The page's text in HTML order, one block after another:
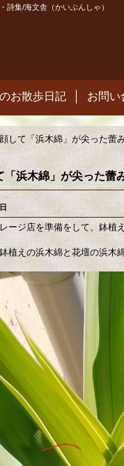
詩集/海文舎（かいぶんしゃ）
お散歩日記 お問い
して「浜木綿」が尖った蕾
「浜木綿」が尖った蕾
日
ジ店を準備をして、鉢植
えの浜木綿と花壇の浜木